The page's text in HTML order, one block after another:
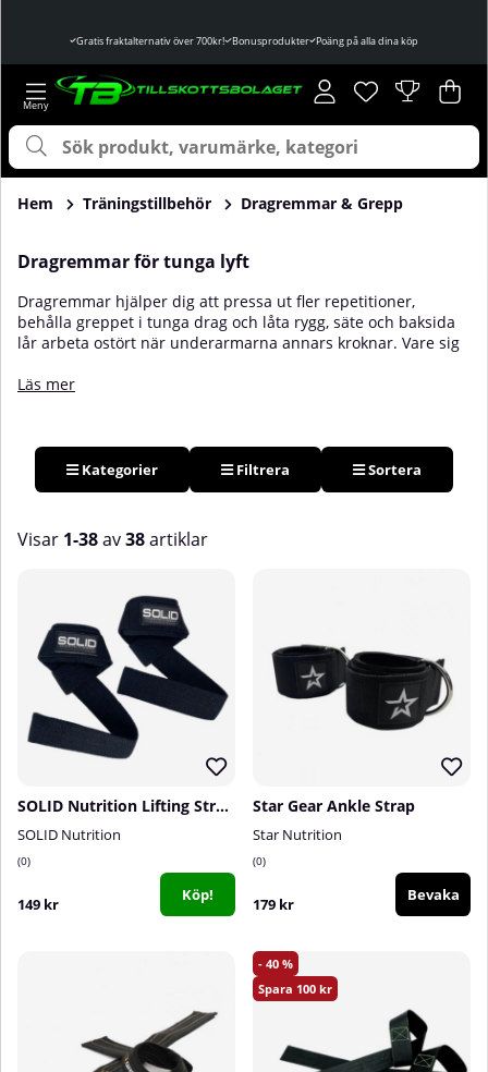
Gratis fraktalternativ över 700kr! Bonusprodukter Poäng på alla dina köp
Önskelista
Antal i
. .
Hem Träningstillbehör Dragremmar & Grepp
Dragremmar för tunga lyft
Dragremmar hjälper dig att pressa ut fler repetitioner,
behålla greppet i tunga drag och låta rygg, säte och baksida
lår arbeta ostört när underarmarna annars kroknar. Vare sig
enkelt tränar på gym får du säkrare marklyft, stångrodd,
allroundträning, läder för extra friktion eller figur 8-remmar
som låser handen vid riktigt tunga drag. Skillnaderna ligger i
material, längd, vaddering och hur snabbt remmen kan tas av
målmuskel bättre och sparar greppstyrka till övningar som
verkligen kräver den.
Läs mer
Kategorier Filtrera Sortera
Visar 1-38av38artiklar
SOLID Nutrition Lifting Straps
SOLID Nutrition
0
149 kr Köp!
Star Gear Ankle Strap
Star Nutrition
0
179 kr Bevaka
40
100